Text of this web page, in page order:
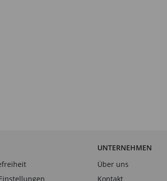
UNTERNEHMEN
Über uns
Kontakt